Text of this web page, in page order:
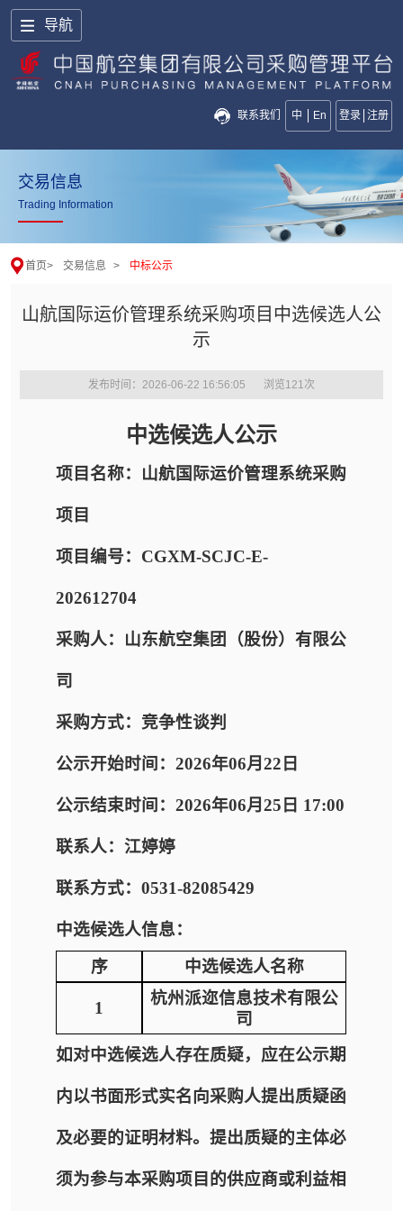
导航
联系我们 中 En 登录 注册
交易信息
Trading Information
首页> 交易信息 > 中标公示
山航国际运价管理系统采购项目中选候选人公
示
发布时间：2026-06-22 16:56:05 浏览121 次
中选候选人公示
项目名称：山航国际运价管理系统采购
项目
项目编号：CGXM-SCJC-E-
202612704
采购人：山东航空集团（股份）有限公
司
采购方式：竞争性谈判
公示开始时间：2026年06月22日
公示结束时间：2026年06月25日 17:00
联系人：江婷婷
联系方式：0531-82085429
中选候选人信息：
序
中选候选人名称
1
杭州派迩信息技术有限公
司
如对中选候选人存在质疑，应在公示期
内以书面形式实名向采购人提出质疑函
及必要的证明材料。提出质疑的主体必
须为参与本采购项目的供应商或利益相